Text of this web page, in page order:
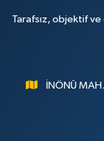
Tarafsız, objektif
İNÖNÜ